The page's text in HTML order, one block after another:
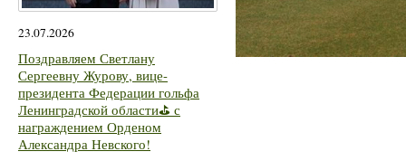
23.07.2026
Поздравляем Светлану
Сергеевну Журову, вице-
президента Федерации гольфа
Ленинградской области⛳ с
награждением Орденом
Александра Невского!